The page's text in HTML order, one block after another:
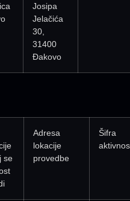
Josipa
Jelačića
30,
31400
Đakovo
se
Adresa
lokacije
provedbe
Šifra